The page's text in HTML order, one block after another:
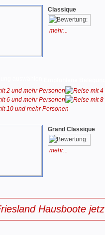
Classique
mehr...
Grand Classique
mehr...
Hausboote